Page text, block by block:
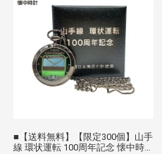
■【送料無料】【限定300個】山手
線 環状運転 100周年記念 懐中時